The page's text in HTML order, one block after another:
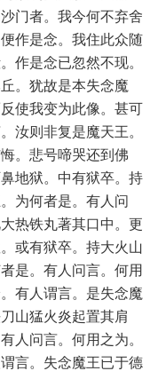
门者。我今何不弃舍
作是念。我住此众随
作是念已忽然不现。
。犹故是本失念魔
使我变为此像。甚可
汝则非复是魔天王。
。悲号啼哭还到佛
地狱。中有狱卒。持
为何者是。有人问
热铁丸著其口中。更
或有狱卒。持大火山
是。有人问言。何用
有人谓言。是失念魔
山猛火炎起置其肩
人问言。何用之为。
言。失念魔王已于德